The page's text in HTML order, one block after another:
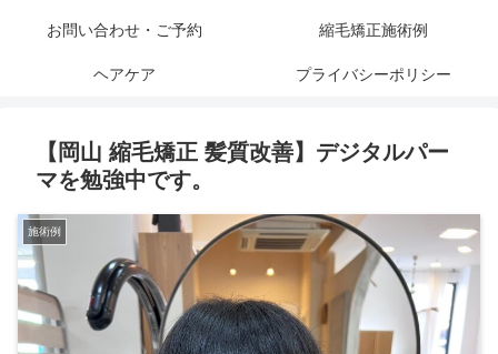
お問い合わせ・ご予約 縮毛矯正施術例
ヘアケア プライバシーポリシー
【岡山 縮毛矯正 髪質改善】デジタルパー
マを勉強中です。
施術例